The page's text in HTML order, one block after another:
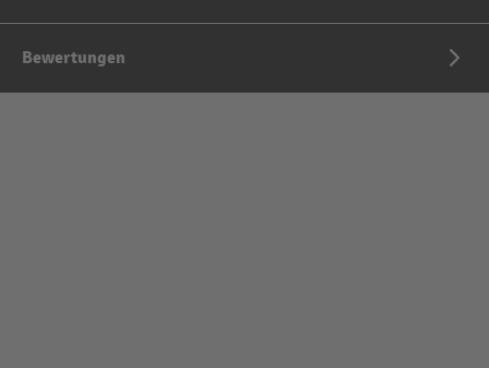
Bewertungen